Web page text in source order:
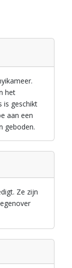
het
is geschikt
aan een
geboden.
Ze zijn